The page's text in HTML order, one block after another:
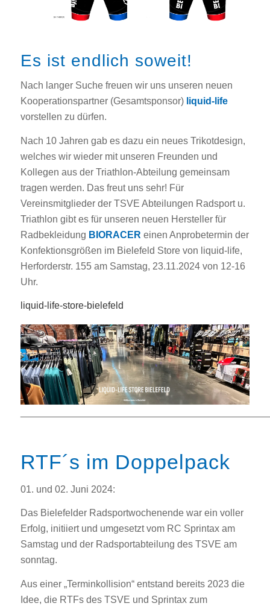
Es ist endlich soweit!
Nach langer Suche freuen wir uns unseren neuen
Kooperationspartner (Gesamtsponsor) liquid-life
vorstellen zu dürfen.
Nach 10 Jahren gab es dazu ein neues Trikotdesign,
welches wir wieder mit unseren Freunden und
Kollegen aus der Triathlon-Abteilung gemeinsam
tragen werden. Das freut uns sehr! Für
Vereinsmitglieder der TSVE Abteilungen Radsport u.
Triathlon gibt es für unseren neuen Hersteller für
Radbekleidung BIORACER einen Anprobetermin der
Konfektionsgrößen im Bielefeld Store von liquid-life,
Herforderstr. 155 am Samstag, 23.11.2024 von 12-16
Uhr.
liquid-life-store-bielefeld
RTF´s im Doppelpack
01. und 02. Juni 2024:
Das Bielefelder Radsportwochenende war ein voller
Erfolg, initiiert und umgesetzt vom RC Sprintax am
Samstag und der Radsportabteilung des TSVE am
sonntag.
Aus einer „Terminkollision“ entstand bereits 2023 die
Idee, die RTFs des TSVE und Sprintax zum